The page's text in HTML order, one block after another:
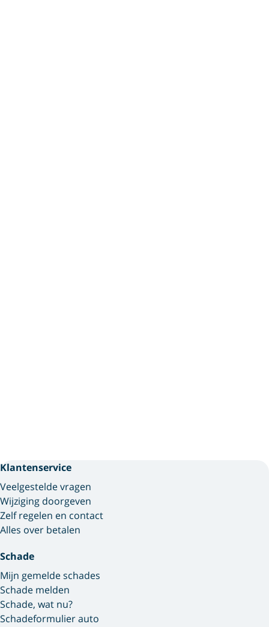
Klantenservice
Veelgestelde vragen
Wijziging doorgeven
Zelf regelen en contact
Alles over betalen
Schade
Mijn gemelde schades
Schade melden
Schade, wat nu?
Schadeformulier auto